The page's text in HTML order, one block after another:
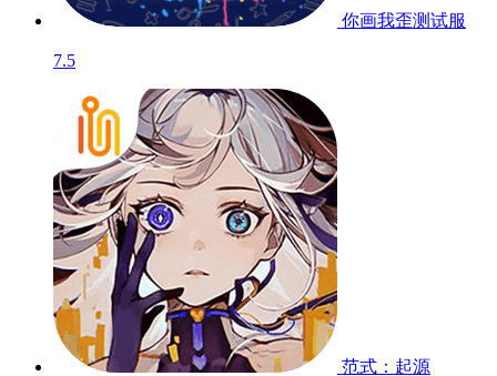
你画我歪测试服
7.5
范式：起源